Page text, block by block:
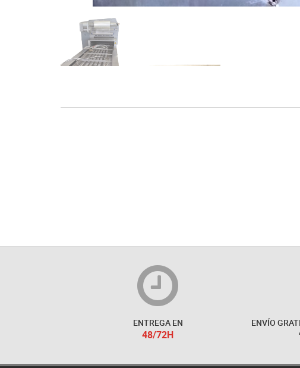
ENTREGA EN
48/72H
ENVÍO